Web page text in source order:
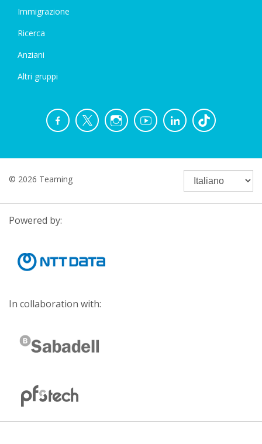
Immigrazione
Ricerca
Anziani
Altri gruppi
© 2026 Teaming
Powered by:
In collaboration with: